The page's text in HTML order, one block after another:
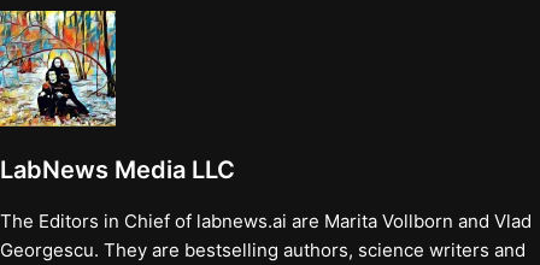
LabNews Media LLC
The Editors in Chief of labnews.ai are Marita Vollborn and Vlad
Georgescu. They are bestselling authors, science writers and